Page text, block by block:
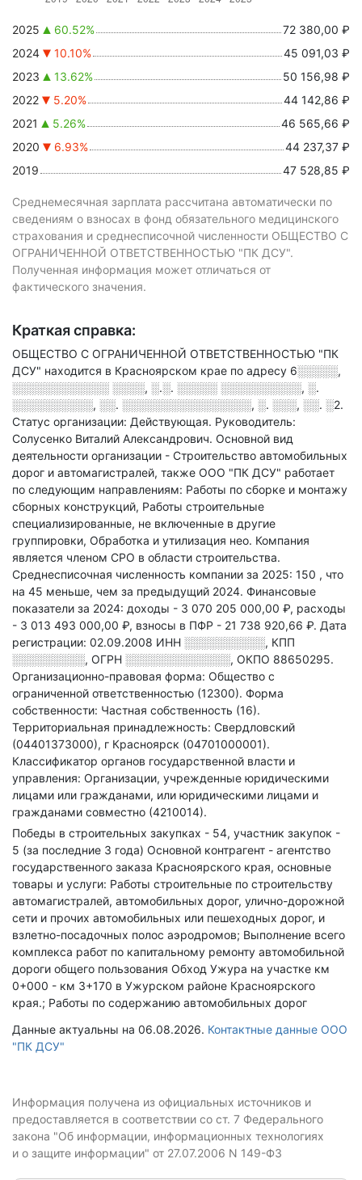
2025 60.52%
72 380,00 ₽
2024
10.10%
45 091,03 ₽
2023
13.62%
50 156,98 ₽
2022
5.20%
44 142,86 ₽
2021
5.26%
46 565,66 ₽
2020
6.93%
44 237,37 ₽
2019
47 528,85 ₽
Среднемесячная зарплата рассчитана автоматически по
сведениям о взносах в фонд обязательного медицинского
страхования и среднесписочной численности ОБЩЕСТВО С
ОГРАНИЧЕННОЙ ОТВЕТСТВЕННОСТЬЮ "ПК ДСУ".
Полученная информация может отличаться от
фактического значения.
Краткая справка:
ОБЩЕСТВО С ОГРАНИЧЕННОЙ ОТВЕТСТВЕННОСТЬЮ "ПК
ДСУ" находится в Красноярском крае по адресу 6░░░░░,
░░░░░░░░░░░░ ░░░░, ░.░. ░░░░░ ░░░░░░░░░░, ░.
░░░░░░░░░░, ░░. ░░░░░░░░░░░░░░░░, ░. ░░░, ░░. ░2.
Статус организации: Действующая. Руководитель:
Солусенко Виталий Александрович. Основной вид
деятельности организации - Строительство автомобильных
дорог и автомагистралей, также ООО "ПК ДСУ" работает
по следующим направлениям: Работы по сборке и монтажу
сборных конструкций, Работы строительные
специализированные, не включенные в другие
группировки, Обработка и утилизация нео. Компания
является членом СРО в области строительства.
Среднесписочная численность компании за 2025: 150 , что
на 45 меньше, чем за предыдущий 2024. Финансовые
показатели за 2024: доходы - 3 070 205 000,00 ₽, расходы
- 3 013 493 000,00 ₽, взносы в ПФР - 21 738 920,66 ₽. Дата
регистрации: 02.09.2008 ИНН ░░░░░░░░░░, КПП
░░░░░░░░░, ОГРН ░░░░░░░░░░░░░, ОКПО 88650295.
Организационно-правовая форма: Общество с
ограниченной ответственностью (12300). Форма
собственности: Частная собственность (16).
Территориальная принадлежность: Свердловский
(04401373000), г Красноярск (04701000001).
Классификатор органов государственной власти и
управления: Организации, учрежденные юридическими
лицами или гражданами, или юридическими лицами и
гражданами совместно (4210014).
Победы в строительных закупках - 54, участник закупок -
5 (за последние 3 года) Основной контрагент - агентство
государственного заказа Красноярского края, основные
товары и услуги: Работы строительные по строительству
автомагистралей, автомобильных дорог, улично-дорожной
сети и прочих автомобильных или пешеходных дорог, и
взлетно-посадочных полос аэродромов; Выполнение всего
комплекса работ по капитальному ремонту автомобильной
дороги общего пользования Обход Ужура на участке км
0+000 - км 3+170 в Ужурском районе Красноярского
края.; Работы по содержанию автомобильных дорог
Данные актуальны на 06.08.2026. Контактные данные ООО
"ПК ДСУ"
Информация получена из официальных источников и
предоставляется в соответствии со ст. 7 Федерального
закона "Об информации, информационных технологиях
и о защите информации" от 27.07.2006 N 149-ФЗ